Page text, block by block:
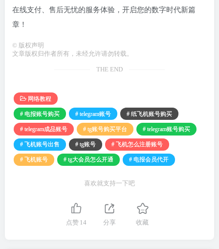
在线支付、售后无忧的服务体验，开启您的数字时代新篇
章！
© 版权声明
文章版权归作者所有，未经允许请勿转载。
THE END
网络教程
# 电报账号购买 # telegram账号 # 纸飞机账号购买
# telegram成品账号 # tg账号购买平台 # telegram账号购买
# 飞机账号出售 # tg账号 # 飞机怎么注册账号
# 飞机账号 # tg大会员怎么开通 # 电报会员代开
喜欢就支持一下吧
点赞 14 分享 收藏